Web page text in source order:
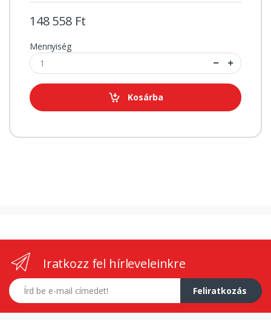
148 558 Ft
Mennyiség
Kosárba
Iratkozz fel hírleveleinkre
E-mail címed
Feliratkozás